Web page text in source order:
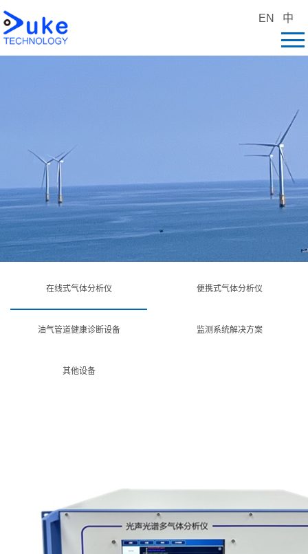
EN 中
在线式气体分析仪 便携式气体分析仪
油气管道健康诊断设备 监测系统解决方案
其他设备